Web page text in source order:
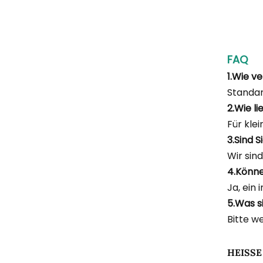
FAQ
1.Wie
2.Wie
Für
3.Sind
Wir
Ja, ein
5.Was
Bitte